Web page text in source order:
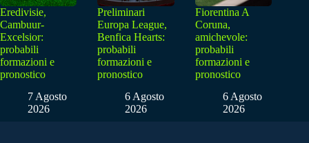
Eredivisie,
Cambuur-
Excelsior:
probabili
formazioni e
pronostico
7 Agosto
2026
Preliminari
Europa League,
Benfica Hearts:
probabili
formazioni e
pronostico
6 Agosto
2026
Fiorentina A
Coruna,
amichevole:
probabili
formazioni e
pronostico
6 Agosto
2026